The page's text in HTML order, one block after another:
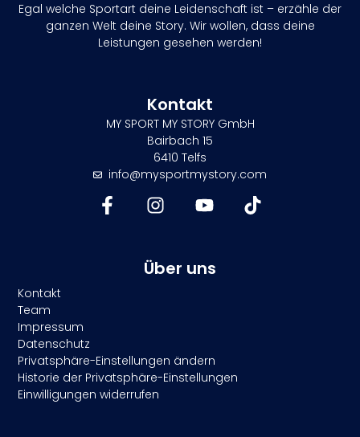
Egal welche Sportart deine Leidenschaft ist – erzähle der
ganzen Welt deine Story. Wir wollen, dass deine
Leistungen gesehen werden!
Kontakt
MY SPORT MY STORY GmbH
Bairbach 15
6410 Telfs
info@mysportmystory.com
Über uns
Kontakt
Team
Impressum
Datenschutz
Privatsphäre-Einstellungen ändern
Historie der Privatsphäre-Einstellungen
Einwilligungen widerrufen